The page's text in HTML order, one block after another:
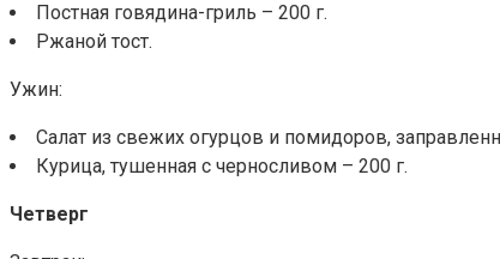
Постная говядина-гриль – 200 г.
Ржаной тост.
Ужин:
Салат из свежих огурцов и помидоров,
Курица, тушенная с черносливом – 200 г.
Четверг